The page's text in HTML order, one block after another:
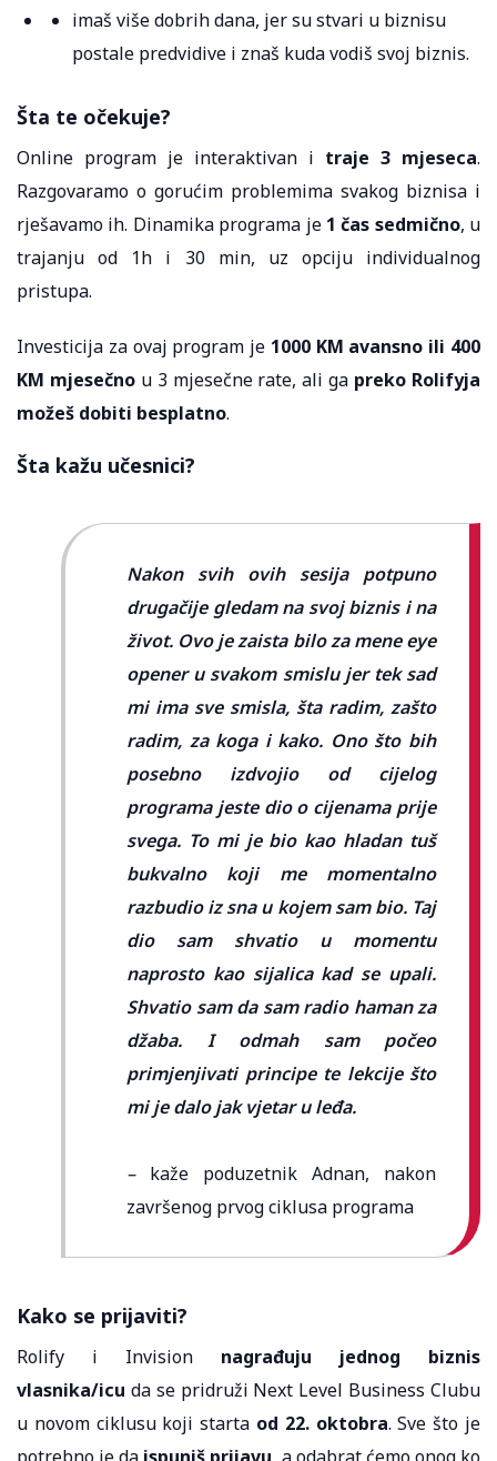
imaš više dobrih dana, jer su stvari u biznisu
postale predvidive i znaš kuda vodiš svoj biznis.
Šta te očekuje?
Online program je interaktivan i traje 3 mjeseca.
Razgovaramo o gorućim problemima svakog biznisa i
rješavamo ih. Dinamika programa je 1 čas sedmično, u
trajanju od 1h i 30 min, uz opciju individualnog
pristupa.
Investicija za ovaj program je 1000 KM avansno ili 400
KM mjesečnou 3 mjesečne rate, ali ga preko Rolifyja
možeš dobiti besplatno.
Šta kažu učesnici?
Nakon svih ovih sesija potpuno
drugačije gledam na svoj biznis i na
život. Ovo je zaista bilo za mene eye
opener u svakom smislu jer tek sad
mi ima sve smisla, šta radim, zašto
radim, za koga i kako. Ono što bih
posebno izdvojio od cijelog
programa jeste dio o cijenama prije
svega. To mi je bio kao hladan tuš
bukvalno koji me momentalno
razbudio iz sna u kojem sam bio. Taj
dio sam shvatio u momentu
naprosto kao sijalica kad se upali.
Shvatio sam da sam radio haman za
džaba. I odmah sam počeo
primjenjivati principe te lekcije što
mi je dalo jak vjetar u leđa.
– kaže poduzetnik Adnan, nakon
završenog prvog ciklusa programa
Kako se prijaviti?
Rolify i Invision nagrađuju jednog biznis
vlasnika/icu da se pridruži Next Level Business Clubu
u novom ciklusu koji starta od 22. oktobra. Sve što je